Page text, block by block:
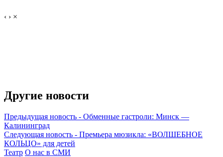
‹ › ×
Другие новости
Предыдущая новость - Обменные гастроли: Минск —
Калининград
Следующая новость - Премьера мюзикла: «ВОЛШЕБНОЕ
КОЛЬЦО» для детей
Театр О нас в СМИ